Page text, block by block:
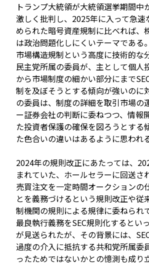
トランプ大統領が大統領選挙期間中
激しく批判し、2025年に入って急速
められた暗号資産規制に比べれば、
は政治問題化しにくいテーマである
市場構造規制という高度に技術的な
民主党所属の委員が、主として個人
から市場制度の細かい部分にまで
制を及ぼそうとする傾向が強いのに
の委員は、制度の詳細を取引市場の
ー証券会社の判断に委ねつつ、情報
た投資者保護の確保を図ろうとする
た色合いの違いはあるように思われる
2024年の規則改正にあたっては、
まれていた、ホールセラーに回送さ
売買注文を一定時間オークションの
とを義務づけるという規則改正や従
制機関の規則による規律に委ねられ
最良執行義務をSEC規則化するとい
が見送られたが、その背景には、
過度の介入に抵抗する共和党所属委
ったためではないかとの憶測も成り